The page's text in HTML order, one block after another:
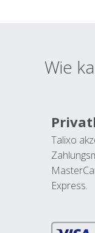
Wie
Talixo
Express.